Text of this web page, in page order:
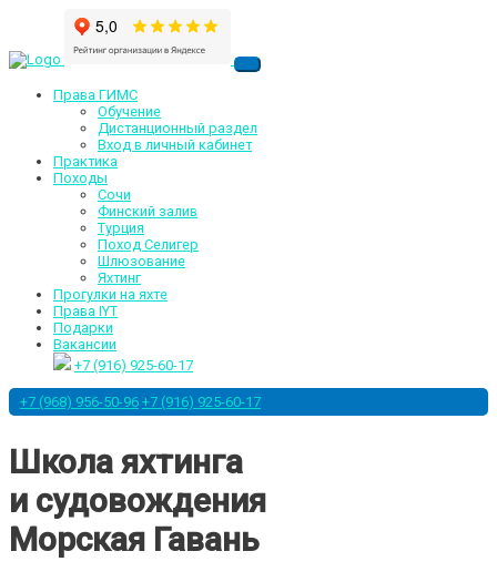
Права ГИМС
Обучение
Дистанционный раздел
Вход в личный кабинет
Практика
Походы
Сочи
Финский залив
Турция
Поход Селигер
Шлюзование
Яхтинг
Прогулки на яхте
Права IYT
Подарки
Вакансии
+7 (916) 925-60-17
+7 (968) 956-50-96 +7 (916) 925-60-17
Школа яхтинга
и судовождения
Морская Гавань